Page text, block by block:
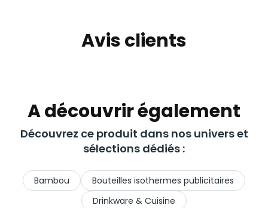
Avis clients
A découvrir également
Découvrez ce produit dans nos univers et
sélections dédiés :
Bambou
Bouteilles isothermes publicitaires
Drinkware & Cuisine